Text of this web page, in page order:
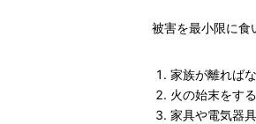
被害を最小限に食
家族が離れば
火の始末をす
家具や電気器